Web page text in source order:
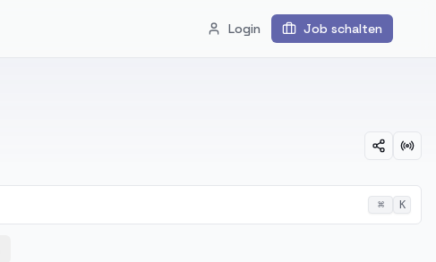
Login Job schalten
⌘ K